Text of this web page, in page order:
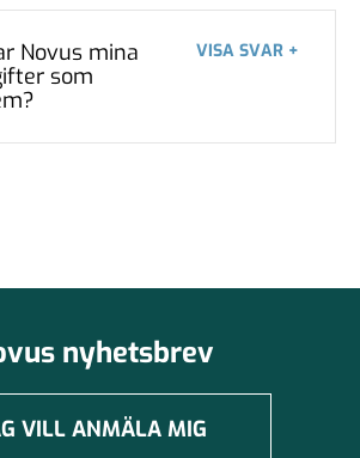
VISA SVAR +
Novus mina
som
nyhetsbrev
VILL ANMÄLA MIG